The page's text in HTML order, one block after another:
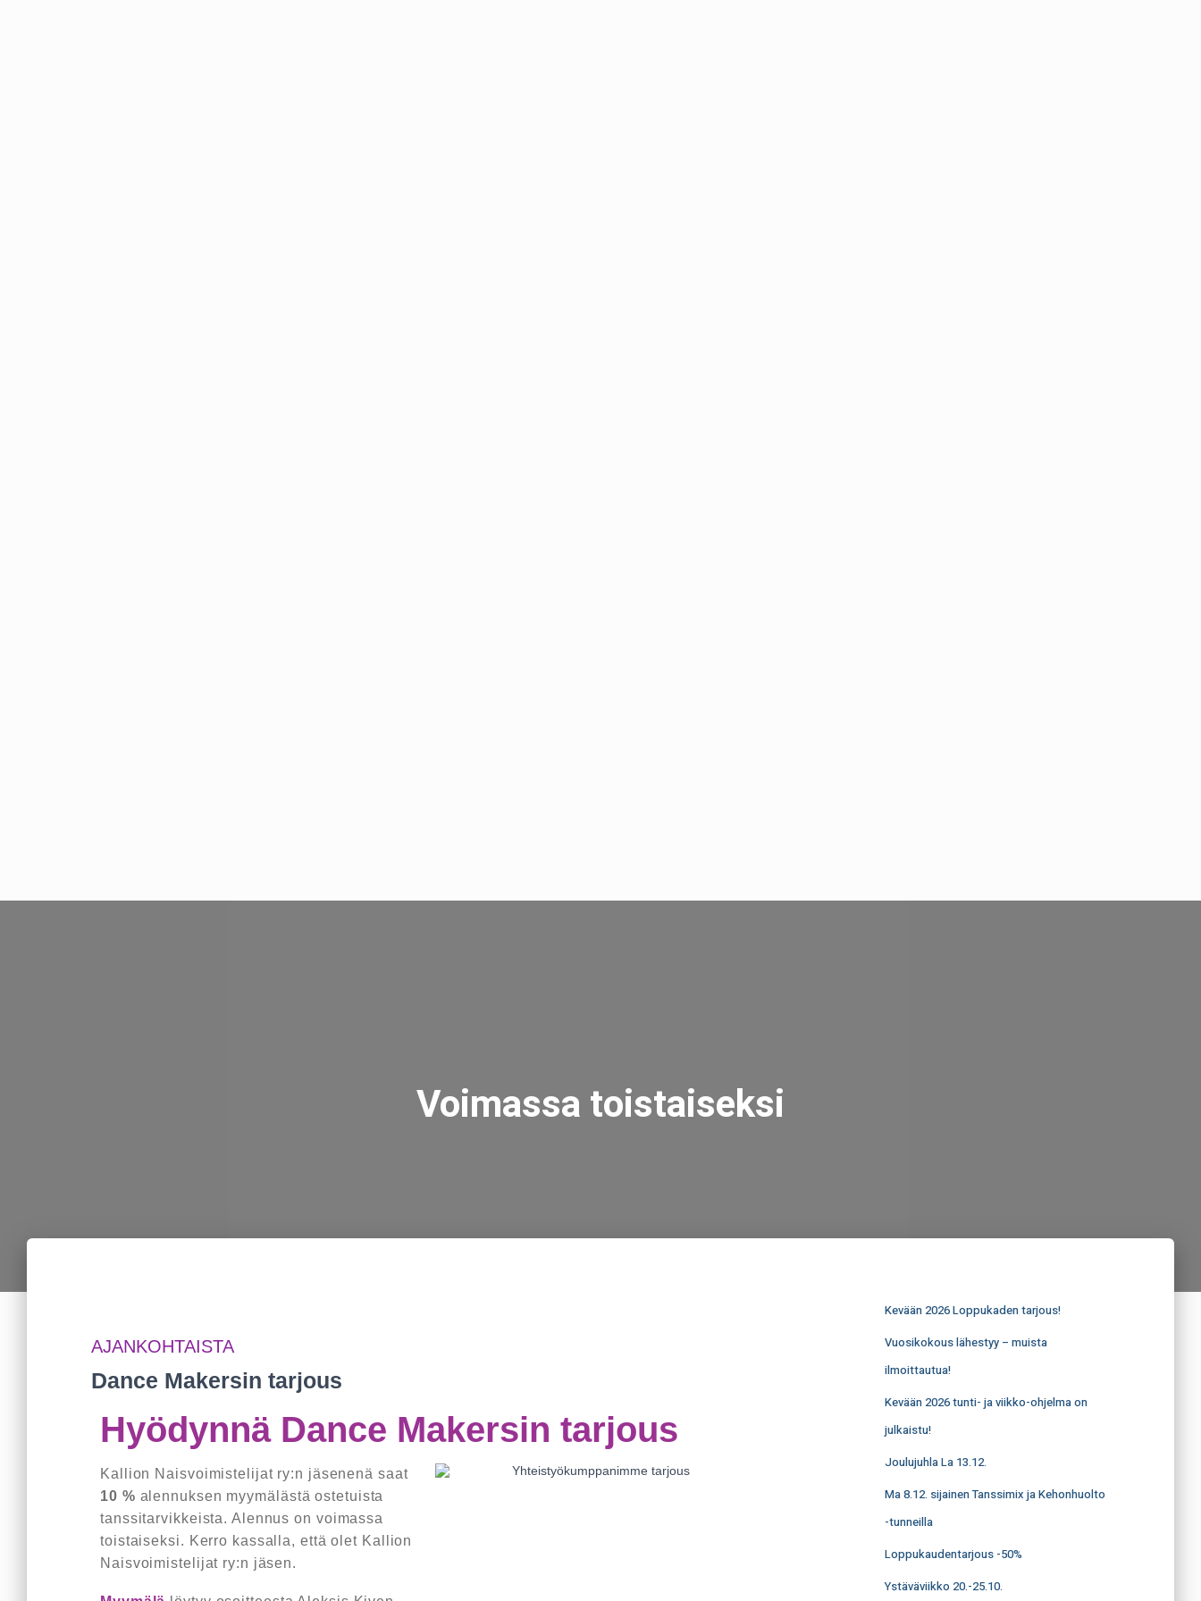
Voimassa toistaiseksi
AJANKOHTAISTA
Dance Makersin tarjous
Hyödynnä Dance Makersin tarjous
Kallion Naisvoimistelijat ry:n jäsenenä saat
10 % alennuksen myymälästä ostetuista
tanssitarvikkeista. Alennus on voimassa
toistaiseksi. Kerro kassalla, että olet Kallion
Naisvoimistelijat ry:n jäsen.
Kevään 2026 Loppukaden tarjous!
Vuosikokous lähestyy – muista
ilmoittautua!
Kevään 2026 tunti- ja viikko-ohjelma on
julkaistu!
Joulujuhla La 13.12.
Ma 8.12. sijainen Tanssimix ja Kehonhuolto
-tunneilla
Loppukaudentarjous -50%
Ystäväviikko 20.-25.10.